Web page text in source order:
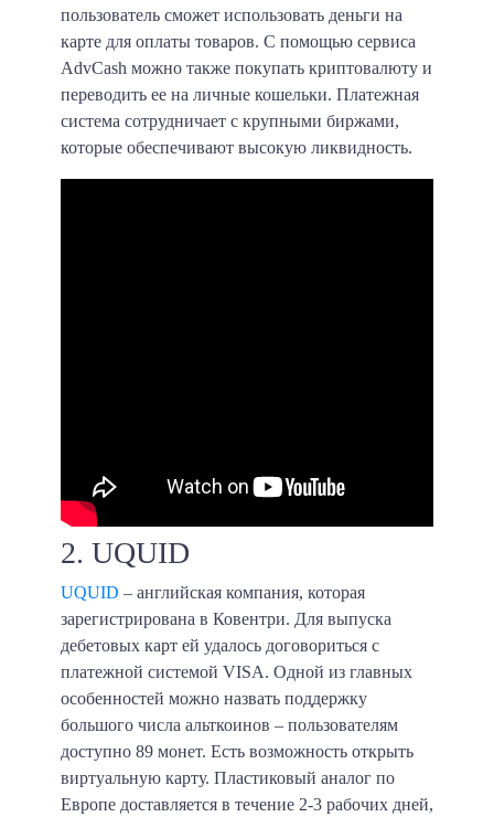
пользователь сможет использовать деньги на
карте для оплаты товаров. С помощью сервиса
AdvCash можно также покупать криптовалюту и
переводить ее на личные кошельки. Платежная
система сотрудничает с крупными биржами,
которые обеспечивают высокую ликвидность.
2. UQUID
UQUID – английская компания, которая
зарегистрирована в Ковентри. Для выпуска
дебетовых карт ей удалось договориться с
платежной системой VISA. Одной из главных
особенностей можно назвать поддержку
большого числа альткоинов – пользователям
доступно 89 монет. Есть возможность открыть
виртуальную карту. Пластиковый аналог по
Европе доставляется в течение 2-3 рабочих дней,